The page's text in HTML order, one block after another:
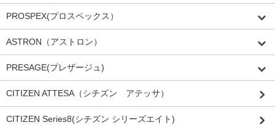
PROSPEX(プロスペックス）
ASTRON（アストロン）
PRESAGE(プレザージュ)
CITIZEN ATTESA（シチズン アテッサ）
CITIZEN Series8(シチズン シリーズエイト)